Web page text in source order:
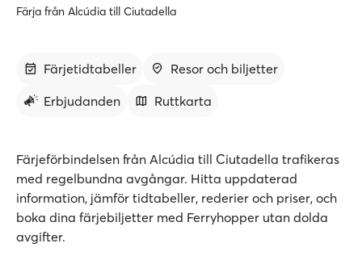
Färja från Alcúdia till Ciutadella
Färjetidtabeller
Resor och biljetter
Erbjudanden
Ruttkarta
Färjeförbindelsen från Alcúdia till Ciutadella trafikeras
med regelbundna avgångar. Hitta uppdaterad
information, jämför tidtabeller, rederier och priser, och
boka dina färjebiljetter med Ferryhopper utan dolda
avgifter.